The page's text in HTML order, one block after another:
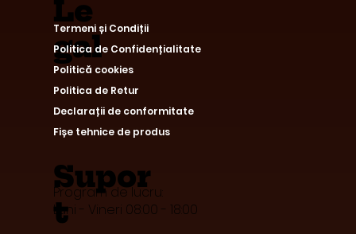
Le
gal
Supor
t
Program de lucru:
Luni - Vineri 08:00 - 18:00
Termeni și Condiții
Politica de Confidențialitate
Politică cookies
Politica de Retur
Declarații de conformitate
Fișe tehnice de produs